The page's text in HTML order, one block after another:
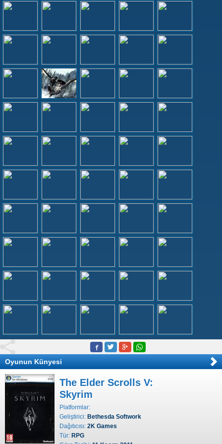
Oyunun Künyesi
The Elder Scrolls V:
Skyrim
Platformlar:
Geliştirici: Bethesda Softwork
Dağıtıcısı: 2K Games
Tür: RPG